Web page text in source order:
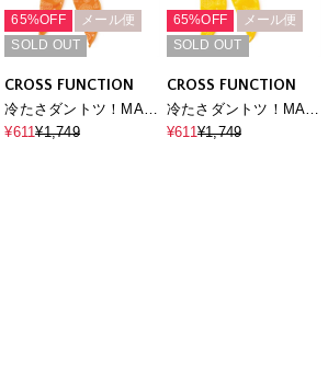
65%OFF
メール便
SOLD OUT
CROSS FUNCTION
冷たさダントツ！MAGI
COOL マジクール 冷感
¥611¥1,749
65%OFF
メール便
SOLD OUT
CROSS FUNCTION
冷たさダントツ！MAGI
COOL マジクール 冷感
¥611 ¥1,749